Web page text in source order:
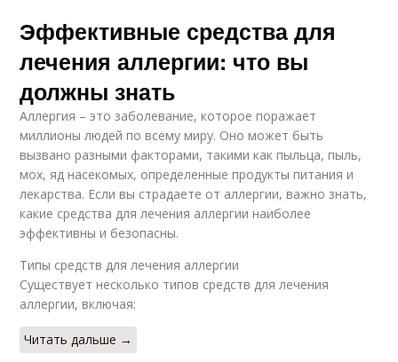
Эффективные средства для
лечения аллергии: что вы
должны знать
Аллергия – это заболевание, которое поражает
миллионы людей по всему миру. Оно может быть
вызвано разными факторами, такими как пыльца, пыль,
мох, яд насекомых, определенные продукты питания и
лекарства. Если вы страдаете от аллергии, важно знать,
какие средства для лечения аллергии наиболее
эффективны и безопасны.
Типы средств для лечения аллергии
Существует несколько типов средств для лечения
аллергии, включая:
Читать дальше →